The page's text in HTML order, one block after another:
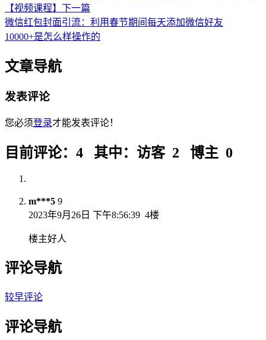
【视频课程】 下一篇
微信红包封面引流：利用春节期间每天添加微信好友
10000+是怎么样操作的
文章导航
发表评论
您必须登录才能发表评论！
目前评论：4 其中：访客 2 博主 0
m***5 9
2023年9月26日 下午8:56:39 4楼
楼主好人
评论导航
较早评论
评论导航